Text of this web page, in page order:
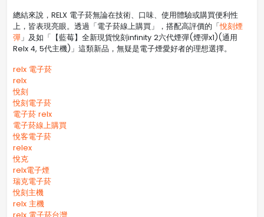
總結來說，RELX 電子菸無論在技術、口味、使用體驗或購買便利性
上，皆表現亮眼。透過「電子菸線上購買」，搭配高評價的「悅刻煙
彈 」及如「【藍莓】全新現貨悅刻infinity 2六代煙彈(煙彈x1)(通用
Relx 4, 5代主機)」這類新品，無疑是電子煙愛好者的理想選擇。
relx 電子菸
relx
悅刻
悅刻電子菸
電子菸 relx
電子菸線上購買
悅客電子菸
relex
悅克
relx電子煙
瑞克電子菸
悅刻主機
relx 主機
relx 電子菸台灣